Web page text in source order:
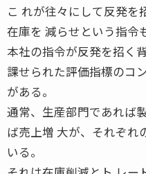
こ れが往々にして反発を
在庫を 減らせという指令
本社の指令が反発を招く
課せられた評価指標のコ
がある。
通常、生産部門であれば
ば売上増 大が、それぞれ
いる。